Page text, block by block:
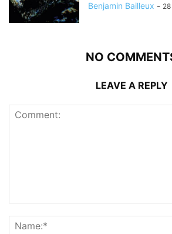
Benjamin Bailleux -
NO
LEAVE A REPLY